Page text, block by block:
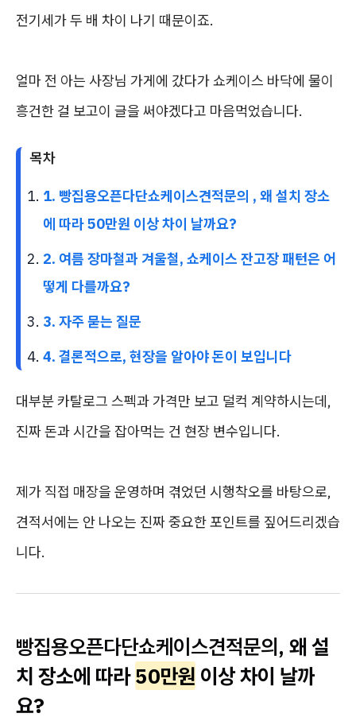
전기세가 두 배 차이 나기 때문이죠.
얼마 전 아는 사장님 가게에 갔다가 쇼케이스 바닥에 물이
흥건한 걸 보고이 글을 써야겠다고 마음먹었습니다.
목차
1. 빵집용오픈다단쇼케이스견적문의 , 왜 설치 장소
에 따라 50만원 이상 차이 날까요?
2. 여름 장마철과 겨울철, 쇼케이스 잔고장 패턴은 어
떻게 다를까요?
3. 자주 묻는 질문
4. 결론적으로, 현장을 알아야 돈이 보입니다
대부분 카탈로그 스펙과 가격만 보고 덜컥 계약하시는데,
진짜 돈과 시간을 잡아먹는 건 현장 변수입니다.
제가 직접 매장을 운영하며 겪었던 시행착오를 바탕으로,
견적서에는 안 나오는 진짜 중요한 포인트를 짚어드리겠습
니다.
빵집용오픈다단쇼케이스견적문의, 왜 설
치 장소에 따라50만원 이상 차이 날까
요?